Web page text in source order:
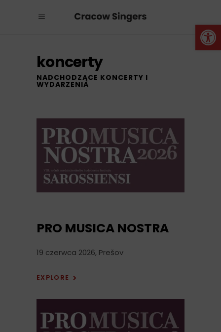
koncerty
NADCHODZĄCE KONCERTY I
WYDARZENIA
PRO MUSICA NOSTRA
19 czerwca 2026, Prešov
EXPLORE